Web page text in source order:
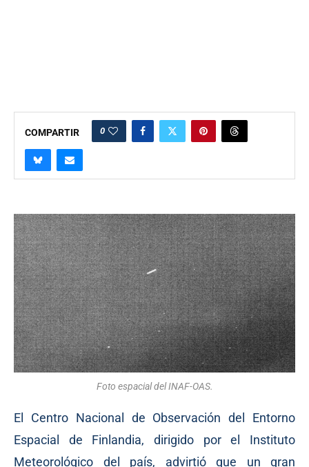
COMPARTIR 0
Foto espacial del INAF-OAS.
El Centro Nacional de Observación del Entorno
Espacial de Finlandia, dirigido por el Instituto
Meteorológico del país, advirtió que un gran